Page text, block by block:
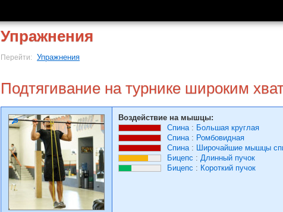
Упражнения
Перейти: Упражнения
Подтягивание на турнике широким
Воздействие на мышцы:
Спина: Большая круглая
Спина: Ромбовидная
Спина: Широчайшие мышцы
Бицепс : Длинный пучок
Бицепс : Короткий пучок